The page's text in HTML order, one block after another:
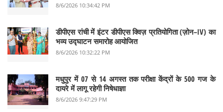
8/6/2026 10:34:42 PM
डीपीएस रांची में इंटर डीपीएस क्विज़ प्रतियोगिता (ज़ोन–IV) का
भव्य उद्घाटन समारोह आयोजित
8/6/2026 10:32:22 PM
मधुपुर में 07 से 14 अगस्त तक परीक्षा केंद्रों के 500 गज के
दायरे में लागू रहेगी निषेधाज्ञा
8/6/2026 9:47:29 PM